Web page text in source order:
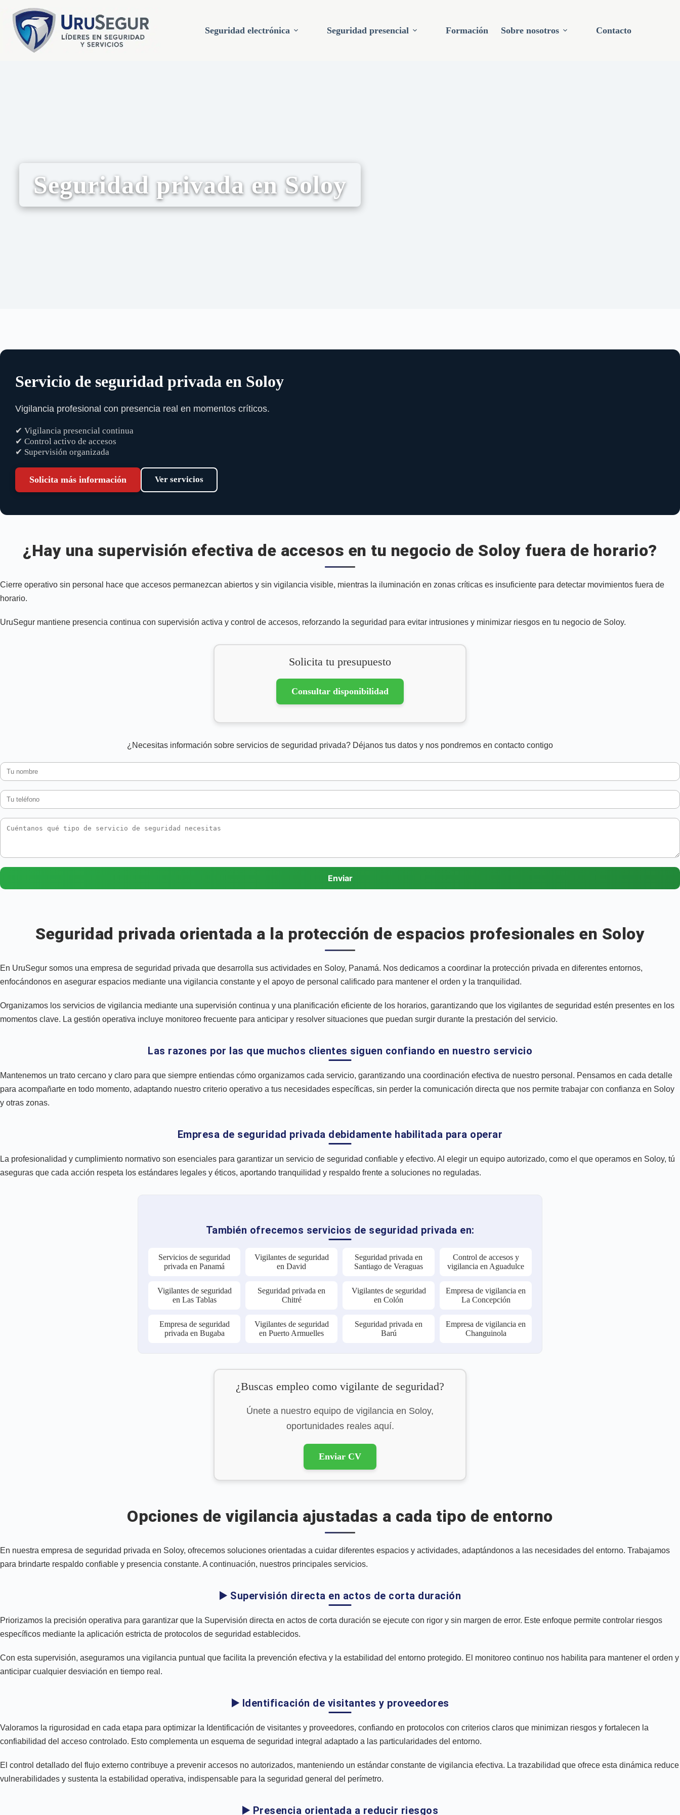
Seguridad electrónica Seguridad presencial Formación Sobre nosotros Contacto
Seguridad privada en Soloy
Servicio de seguridad privada en Soloy
Vigilancia profesional con presencia real en momentos críticos.
✔ Vigilancia presencial continua
✔ Control activo de accesos
✔ Supervisión organizada
Solicita más información Ver servicios
¿Hay una supervisión efectiva de accesos en tu negocio de Soloy fuera de horario?
Cierre operativo sin personal hace que accesos permanezcan abiertos y sin vigilancia visible, mientras la iluminación en zonas críticas es insuficiente para detectar movimientos fuera de
horario.
UruSegur mantiene presencia continua con supervisión activa y control de accesos, reforzando la seguridad para evitar intrusiones y minimizar riesgos en tu negocio de Soloy.
Solicita tu presupuesto
Consultar disponibilidad
¿Necesitas información sobre servicios de seguridad privada? Déjanos tus datos y nos pondremos en contacto contigo
Enviar
Seguridad privada orientada a la protección de espacios profesionales en Soloy
En UruSegur somos una empresa de seguridad privada que desarrolla sus actividades en Soloy, Panamá. Nos dedicamos a coordinar la protección privada en diferentes entornos,
enfocándonos en asegurar espacios mediante una vigilancia constante y el apoyo de personal calificado para mantener el orden y la tranquilidad.
Organizamos los servicios de vigilancia mediante una supervisión continua y una planificación eficiente de los horarios, garantizando que los vigilantes de seguridad estén presentes en los
momentos clave. La gestión operativa incluye monitoreo frecuente para anticipar y resolver situaciones que puedan surgir durante la prestación del servicio.
Las razones por las que muchos clientes siguen confiando en nuestro servicio
Mantenemos un trato cercano y claro para que siempre entiendas cómo organizamos cada servicio, garantizando una coordinación efectiva de nuestro personal. Pensamos en cada detalle
para acompañarte en todo momento, adaptando nuestro criterio operativo a tus necesidades específicas, sin perder la comunicación directa que nos permite trabajar con confianza en Soloy
y otras zonas.
Empresa de seguridad privada debidamente habilitada para operar
La profesionalidad y cumplimiento normativo son esenciales para garantizar un servicio de seguridad confiable y efectivo. Al elegir un equipo autorizado, como el que operamos en Soloy, tú
aseguras que cada acción respeta los estándares legales y éticos, aportando tranquilidad y respaldo frente a soluciones no reguladas.
También ofrecemos servicios de seguridad privada en:
Servicios de seguridad
privada en Panamá
Vigilantes de seguridad
en David
Seguridad privada en
Santiago de Veraguas
Control de accesos y
vigilancia en Aguadulce
Vigilantes de seguridad
en Las Tablas
Seguridad privada en
Chitré
Vigilantes de seguridad
en Colón
Empresa de vigilancia en
La Concepción
Empresa de seguridad
privada en Bugaba
Vigilantes de seguridad
en Puerto Armuelles
Seguridad privada en
Barú
Empresa de vigilancia en
Changuinola
¿Buscas empleo como vigilante de seguridad?
Únete a nuestro equipo de vigilancia en Soloy,
oportunidades reales aquí.
Enviar CV
Opciones de vigilancia ajustadas a cada tipo de entorno
En nuestra empresa de seguridad privada en Soloy, ofrecemos soluciones orientadas a cuidar diferentes espacios y actividades, adaptándonos a las necesidades del entorno. Trabajamos
para brindarte respaldo confiable y presencia constante. A continuación, nuestros principales servicios.
▶️ Supervisión directa en actos de corta duración
Priorizamos la precisión operativa para garantizar que la Supervisión directa en actos de corta duración se ejecute con rigor y sin margen de error. Este enfoque permite controlar riesgos
específicos mediante la aplicación estricta de protocolos de seguridad establecidos.
Con esta supervisión, aseguramos una vigilancia puntual que facilita la prevención efectiva y la estabilidad del entorno protegido. El monitoreo continuo nos habilita para mantener el orden y
anticipar cualquier desviación en tiempo real.
▶️ Identificación de visitantes y proveedores
Valoramos la rigurosidad en cada etapa para optimizar la Identificación de visitantes y proveedores, confiando en protocolos con criterios claros que minimizan riesgos y fortalecen la
confiabilidad del acceso controlado. Esto complementa un esquema de seguridad integral adaptado a las particularidades del entorno.
El control detallado del flujo externo contribuye a prevenir accesos no autorizados, manteniendo un estándar constante de vigilancia efectiva. La trazabilidad que ofrece esta dinámica reduce
vulnerabilidades y sustenta la estabilidad operativa, indispensable para la seguridad general del perímetro.
▶️ Presencia orientada a reducir riesgos